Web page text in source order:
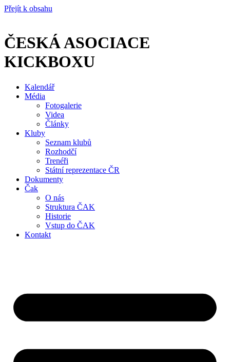
Přejít k obsahu
ČESKÁ ASOCIACE
KICKBOXU
Kalendář
Média
Fotogalerie
Videa
Články
Kluby
Seznam klubů
Rozhodčí
Trenéři
Státní reprezentace ČR
Dokumenty
Čak
O nás
Struktura ČAK
Historie
Vstup do ČAK
Kontakt